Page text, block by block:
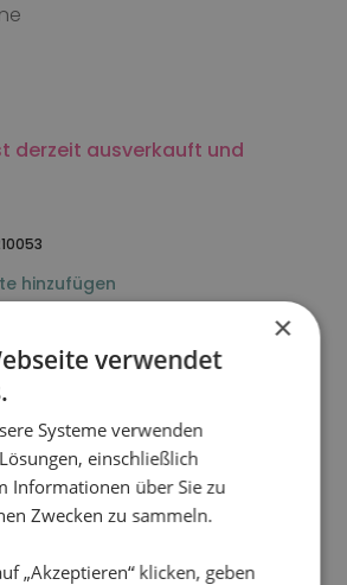
derzeit ausverkauft und
hinzufügen
×
verwendet
Systeme verwenden
einschließlich
Informationen über Sie zu
Zwecken zu sammeln.
„Akzeptieren“ klicken, geben